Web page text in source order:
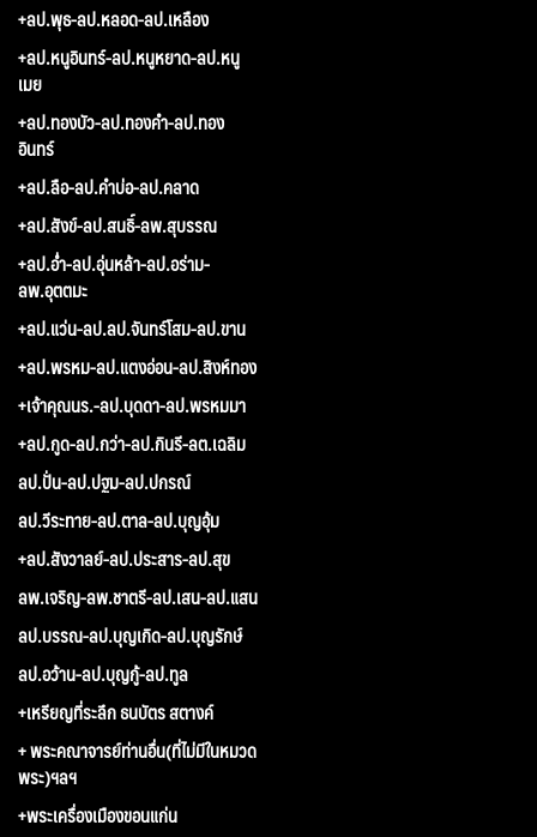
+ลป.พุธ-ลป.หลอด-ลป.เหลือง
+ลป.หนูอินทร์-ลป.หนูหยาด-ลป.หนู
เมย
+ลป.ทองบัว-ลป.ทองคำ-ลป.ทอง
อินทร์
+ลป.ลือ-ลป.คำบ่อ-ลป.คลาด
+ลป.สังข์-ลป.สนธิ์-ลพ.สุบรรณ
+ลป.อ่ำ-ลป.อุ่นหล้า-ลป.อร่าม-
ลพ.อุตตมะ
+ลป.แว่น-ลป.ลป.จันทร์โสม-ลป.ขาน
+ลป.พรหม-ลป.แตงอ่อน-ลป.สิงห์ทอง
+เจ้าคุณนร.-ลป.บุดดา-ลป.พรหมมา
+ลป.กูด-ลป.กว่า-ลป.กินรี-ลต.เฉลิม
ลป.ปั่น-ลป.ปฐม-ลป.ปกรณ์
ลป.วีระทาย-ลป.ตาล-ลป.บุญอุ้ม
+ลป.สังวาลย์-ลป.ประสาร-ลป.สุข
ลพ.เจริญ-ลพ.ชาตรี-ลป.เสน-ลป.แสน
ลป.บรรณ-ลป.บุญเกิด-ลป.บุญรักษ์
ลป.อว้าน-ลป.บุญกู้-ลป.ทูล
+เหรียญที่ระลึก ธนบัตร สตางค์
+ พระคณาจารย์ท่านอื่น(ที่ไม่มีในหมวด
พระ)ฯลฯ
+พระเครื่องเมืองขอนแก่น